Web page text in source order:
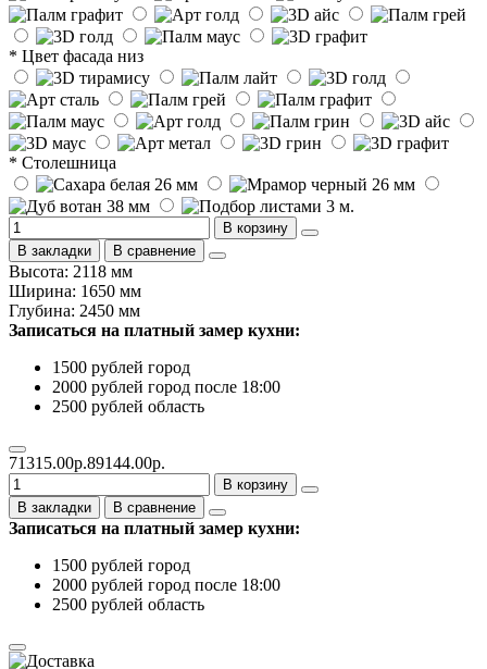
* Цвет фасада низ
* Столешница
В корзину
В закладки
В сравнение
Высота: 2118 мм
Ширина: 1650 мм
Глубина: 2450 мм
Записаться на платный замер кухни:
1500 рублей город
2000 рублей город после 18:00
2500 рублей область
71315.00р.89144.00р.
В корзину
В закладки
В сравнение
Записаться на платный замер кухни:
1500 рублей город
2000 рублей город после 18:00
2500 рублей область